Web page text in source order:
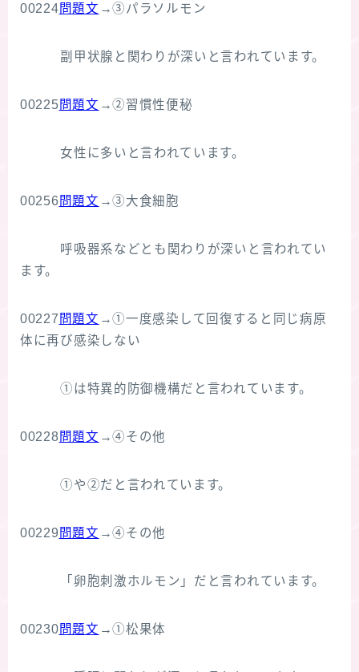
00224問題文 →③パラソルモン
副甲状腺と関わりが深いと言われています。
00225問題文 →②習慣性便秘
女性に多いと言われています。
00256問題文 →③大食細胞
呼吸器系などとも関わりが深いと言われてい
ます。
00227 問題文 →①一度感染して回復すると同じ病原
体に再び感染しない
①は特異的防御機構だと言われています。
00228問題文 →④その他
①や②だと言われています。
00229 問題文 →④その他
「卵胞刺激ホルモン」だと言われています。
00230問題文 →①松果体